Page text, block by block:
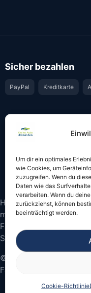
Um dir ein optimales
wie Cookies, um
zuzugreifen. Wenn du
Daten wie das
verarbeiten. Wenn du
zurückziehst, können
beeinträchtigt werden.
Cookie-Richtlinie
Sicher bezahlen
PayPal Kreditkarte
Bestätigung per E-Mail
Hinweis: Die Online-
möglich. Bitte prüfen
Fahrzeugschein und
Sicherheitscodes
© 2026 Online Auto
Fahrzeugabmeldung